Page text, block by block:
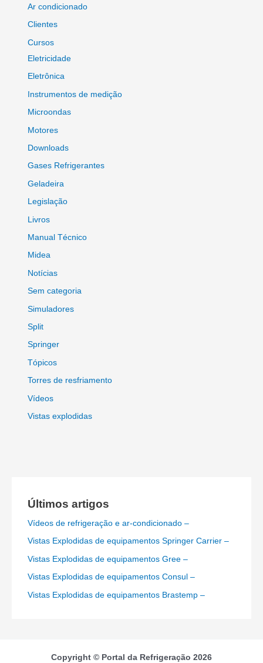
Ar condicionado
Clientes
Cursos
Eletricidade
Eletrônica
Instrumentos de medição
Microondas
Motores
Downloads
Gases Refrigerantes
Geladeira
Legislação
Livros
Manual Técnico
Midea
Notícias
Sem categoria
Simuladores
Split
Springer
Tópicos
Torres de resfriamento
Vídeos
Vistas explodidas
Últimos artigos
Vídeos de refrigeração e ar-condicionado –
Vistas Explodidas de equipamentos Springer Carrier –
Vistas Explodidas de equipamentos Gree –
Vistas Explodidas de equipamentos Consul –
Vistas Explodidas de equipamentos Brastemp –
Copyright © Portal da Refrigeração 2026